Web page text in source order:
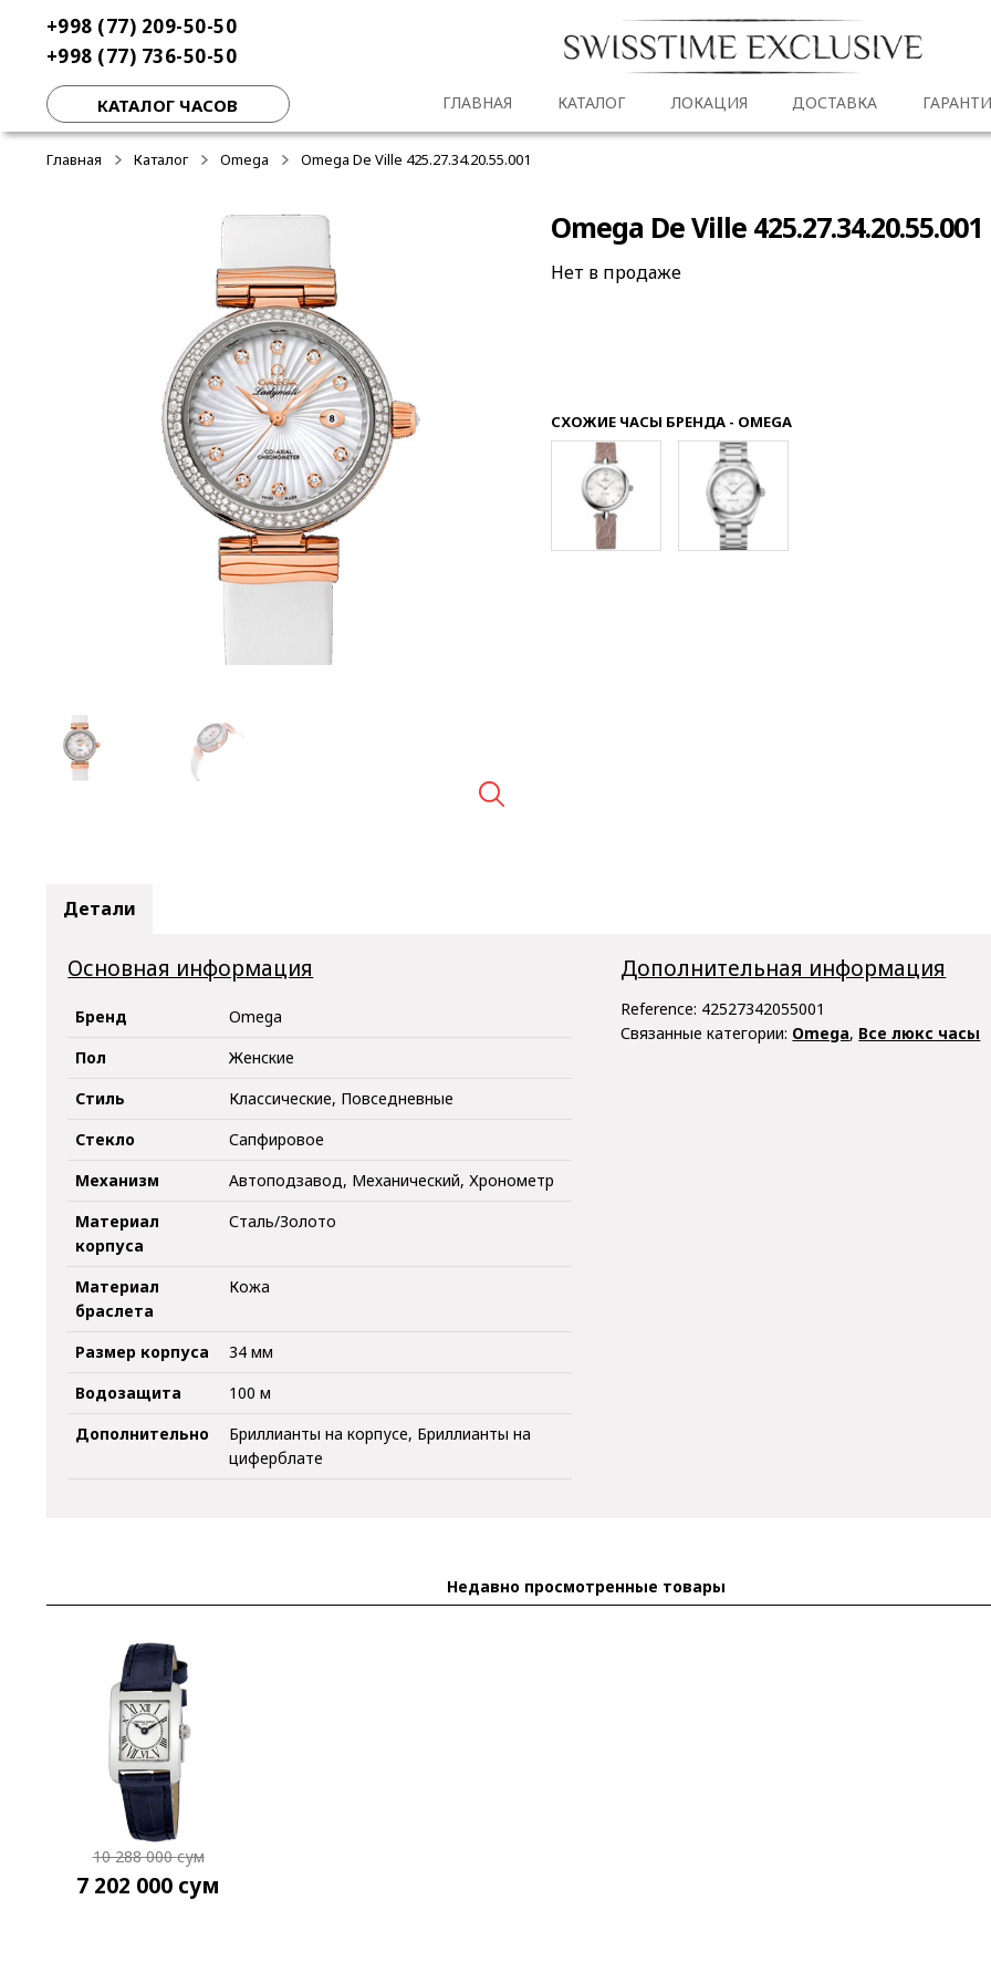
навигации
содержимому
+998 (77) 209-50-50
+998 (77) 736-50-50
КАТАЛОГ ЧАСОВ ГЛАВНАЯ КАТАЛОГ ЛОКАЦИЯ ДОСТАВКА
Главная Каталог Omega Omega De Ville 425.27.34.20.55.001
Omega De Ville 425.27.34.20.55.001
Нет в продаже
СХОЖИЕ ЧАСЫ БРЕНДА - OMEGA
Детали
Основная информация
Бренд
Omega
Пол
Женские
Стиль
Классические, Повседневные
Стекло
Сапфировое
Механизм
Автоподзавод, Механический, Хронометр
Материал
корпуса
Сталь/Золото
Материал
браслета
Кожа
Размер корпуса
34 мм
Водозащита
100 м
Дополнительно
Бриллианты на корпусе, Бриллианты на
циферблате
Дополнительная информация
Reference: 42527342055001
Связанные категории: Omega, Все люкс часы
Недавно просмотренные товары
10 288 000сум
7 202 000 сум
-50%
-50%
-40%